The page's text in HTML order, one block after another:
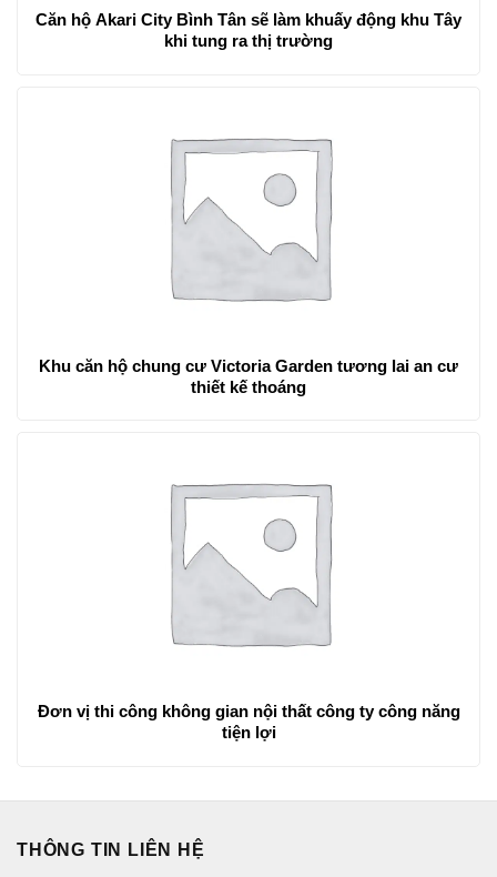
Căn hộ Akari City Bình Tân sẽ làm khuấy động khu Tây
khi tung ra thị trường
Khu căn hộ chung cư Victoria Garden tương lai an cư
thiết kế thoáng
Đơn vị thi công không gian nội thất công ty công năng
tiện lợi
THÔNG TIN LIÊN HỆ